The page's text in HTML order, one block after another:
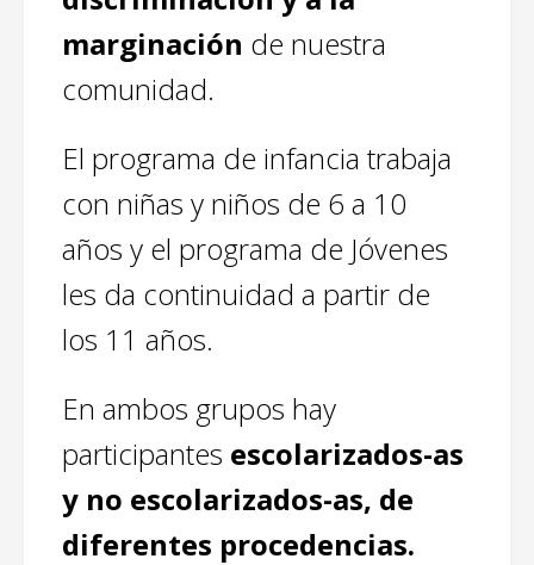
marginación de nuestra
comunidad.
El programa de infancia trabaja
con niñas y niños de 6 a 10
años y el programa de Jóvenes
les da continuidad a partir de
los 11 años.
En ambos grupos hay
participantes escolarizados-as
y no escolarizados-as, de
diferentes procedencias.